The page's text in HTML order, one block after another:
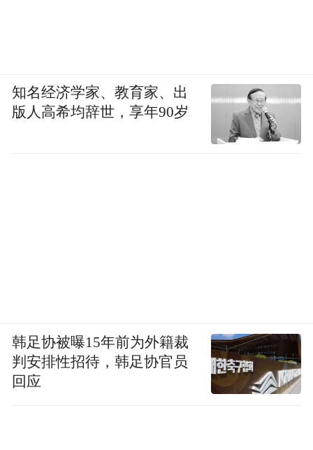
知名经济学家、教育家、出
版人高希均辞世，享年90岁
韩足协被曝15年前为外籍裁
判安排性招待，韩足协官员
回应